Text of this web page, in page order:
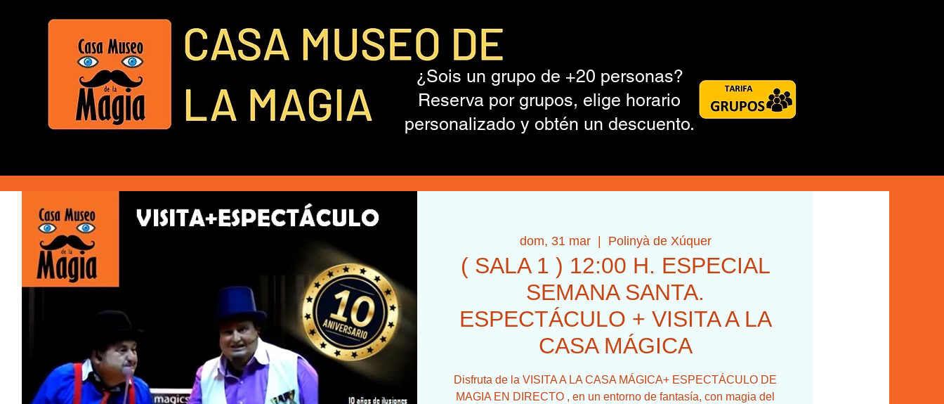
¿Sois un grupo de +20 personas?
Reserva por grupos, elige horario
personalizado y obtén un descuento.
dom, 31 mar
  |
Polinyà de Xúquer
( SALA 1 ) 12:00 H. ESPECIAL
SEMANA SANTA.
ESPECTÁCULO + VISITA A LA
CASA MÁGICA
Disfruta de la VISITA A LA CASA MÁGICA+ ESPECTÁCULO DE
MAGIA EN DIRECTO , en un entorno de fantasía, con magia del